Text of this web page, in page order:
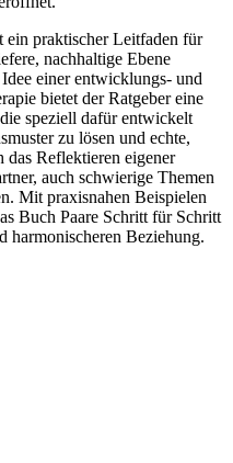
ein praktischer Leitfaden für
nachhaltige Ebene
einer entwicklungs- und
bietet der Ratgeber eine
speziell dafür entwickelt
zu lösen und echte,
das Reflektieren eigener
auch schwierige Themen
Mit praxisnahen Beispielen
Buch Paare Schritt für Schritt
harmonischeren Beziehung.